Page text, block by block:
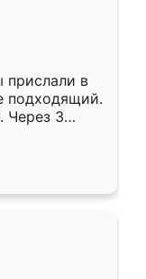
прислали в
подходящий.
Через 3
Остались